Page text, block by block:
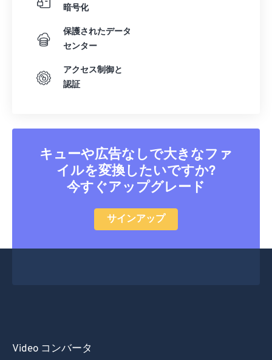
暗号化
保護されたデータ
センター
アクセス制御と
認証
キューや広告なしで大きなファ
イルを変換したいですか?
今すぐアップグレード
サインアップ
Video コンバータ